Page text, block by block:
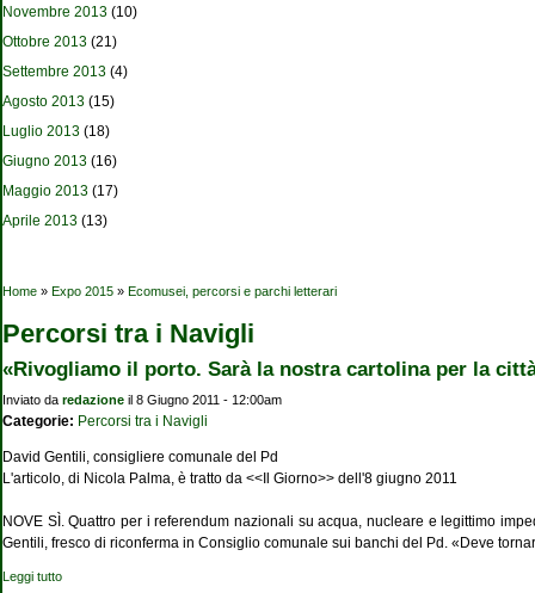
Novembre 2013 (10)
Ottobre 2013 (21)
Settembre 2013 (4)
Agosto 2013 (15)
Luglio 2013 (18)
Giugno 2013 (16)
Maggio 2013 (17)
Aprile 2013 (13)
Tu sei qui
Home » Expo 2015 » Ecomusei, percorsi e parchi letterari
Percorsi tra i Navigli
«Rivogliamo il porto. Sarà la nostra cartolina per la
Inviato da redazione il 8 Giugno 2011 - 12:00am
Categorie: Percorsi tra i Navigli
David Gentili, consigliere comunale del Pd
L'articolo, di Nicola Palma, è tratto da <<Il Giorno>> dell'8 giugno 2011
NOVE SÌ. Quattro per i referendum nazionali su acqua, nucleare e legittimo
Gentili, fresco di riconferma in Consiglio comunale sui banchi del Pd. «Deve
Leggi tutto